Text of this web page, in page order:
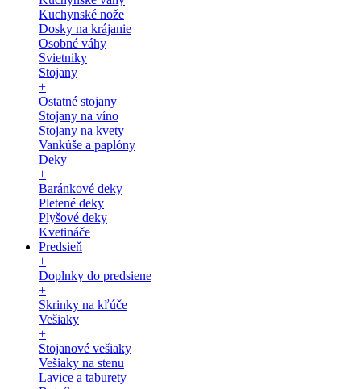
Kuchynské nože
Dosky na krájanie
Osobné váhy
Svietniky
Stojany
+
Ostatné stojany
Stojany na víno
Stojany na kvety
Vankúše a paplóny
Deky
+
Baránkové deky
Pletené deky
Plyšové deky
Kvetináče
Predsieň
+
Doplnky do predsiene
+
Skrinky na kľúče
Vešiaky
+
Stojanové vešiaky
Vešiaky na stenu
Lavice a taburety